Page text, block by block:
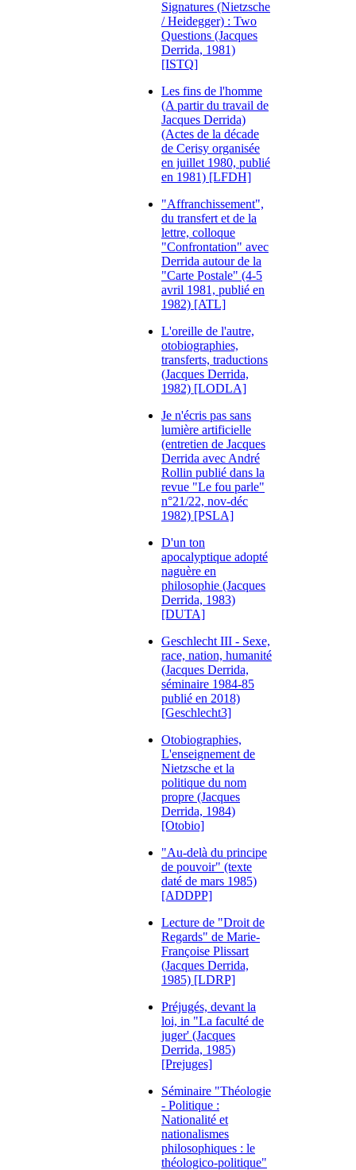
Signatures (Nietzsche
/ Heidegger) : Two
Questions (Jacques
Derrida, 1981)
[ISTQ]
Les fins de l'homme
(A partir du travail de
Jacques Derrida)
(Actes de la décade
de Cerisy organisée
en juillet 1980, publié
en 1981) [LFDH]
"Affranchissement",
du transfert et de la
lettre, colloque
"Confrontation" avec
Derrida autour de la
"Carte Postale" (4-5
avril 1981, publié en
1982) [ATL]
L'oreille de l'autre,
otobiographies,
transferts, traductions
(Jacques Derrida,
1982) [LODLA]
Je n'écris pas sans
lumière artificielle
(entretien de Jacques
Derrida avec André
Rollin publié dans la
revue "Le fou parle"
n°21/22, nov-déc
1982) [PSLA]
D'un ton
apocalyptique adopté
naguère en
philosophie (Jacques
Derrida, 1983)
[DUTA]
Geschlecht III - Sexe,
race, nation, humanité
(Jacques Derrida,
séminaire 1984-85
publié en 2018)
[Geschlecht3]
Otobiographies,
L'enseignement de
Nietzsche et la
politique du nom
propre (Jacques
Derrida, 1984)
[Otobio]
"Au-delà du principe
de pouvoir" (texte
daté de mars 1985)
[ADDPP]
Lecture de "Droit de
Regards" de Marie-
Françoise Plissart
(Jacques Derrida,
1985) [LDRP]
Préjugés, devant la
loi, in "La faculté de
juger' (Jacques
Derrida, 1985)
[Prejuges]
Séminaire "Théologie
- Politique :
Nationalité et
nationalismes
philosophiques : le
théologico-politique"